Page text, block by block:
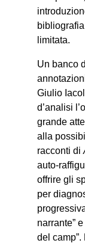
limitata.
Un banco
Giulio
d’analisi
grande
alla
racconti di
auto-
offrire gli
per
narrante”
del